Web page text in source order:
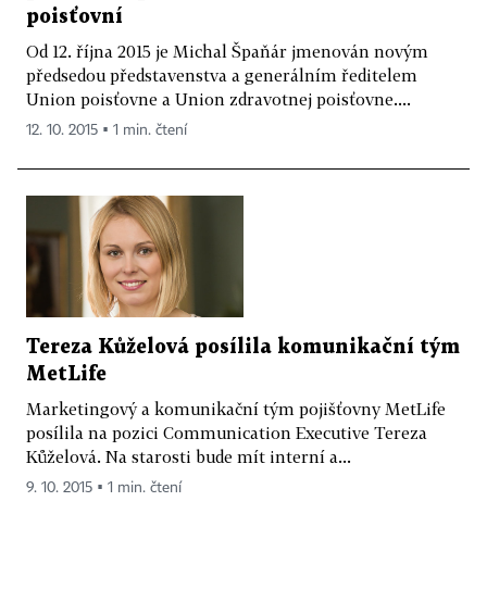
poisťovní
Od 12. října 2015 je Michal Špaňár jmenován novým
předsedou představenstva a generálním ředitelem
Union poisťovne a Union zdravotnej poisťovne....
12. 10. 2015 ▪ 1 min. čtení
Tereza Kůželová posílila komunikační tým
MetLife
Marketingový a komunikační tým pojišťovny MetLife
posílila na pozici Communication Executive Tereza
Kůželová. Na starosti bude mít interní a...
9. 10. 2015 ▪ 1 min. čtení